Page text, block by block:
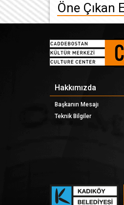
Öne Çıkan
Hakkımızda
Başkanın Mesajı
Teknik Bilgiler